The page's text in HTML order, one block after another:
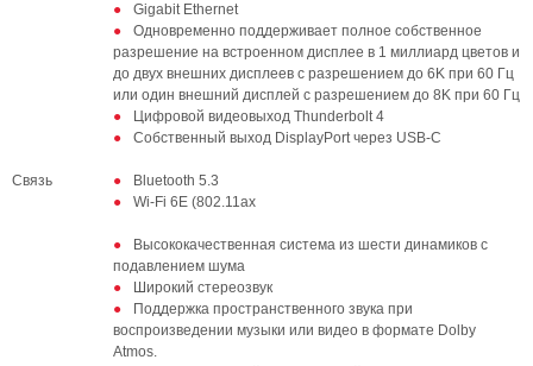
Gigabit Ethernet
Одновременно поддерживает полное собственное
разрешение на встроенном дисплее в 1 миллиард цветов и
до двух внешних дисплеев с разрешением до 6K при 60 Гц
или один внешний дисплей с разрешением до 8K при 60 Гц
Цифровой видеовыход Thunderbolt 4
Собственный выход DisplayPort через USB‑C
Связь
Bluetooth 5.3
Wi-Fi 6E (802.11ax
Высококачественная система из шести динамиков с
подавлением шума
Широкий стереозвук
Поддержка пространственного звука при
воспроизведении музыки или видео в формате Dolby
Atmos.